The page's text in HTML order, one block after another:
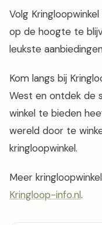
Volg
op de hoogte te
leukste
Kom langs bij
West en ontdek de
winkel te bieden
wereld door te
kringloopwinkel.
Meer
Kringloop-info.nl.